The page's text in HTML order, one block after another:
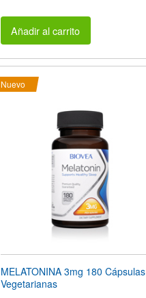
Añadir al carrito
Nuevo
MELATONINA 3mg 180 Cápsulas
Vegetarianas